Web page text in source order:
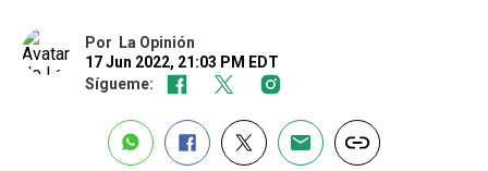
Por La Opinión
17 Jun 2022, 21:03 PM EDT
Sígueme: